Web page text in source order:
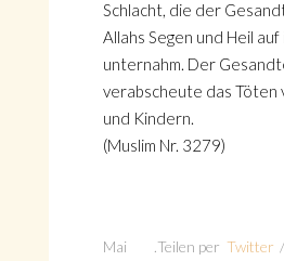
Schlacht, die der
Allahs Segen und Heil auf
unternahm. Der
verabscheute das Töten
und Kindern.
(Muslim Nr. 3279)
Mai
.Teilen per Twitter /